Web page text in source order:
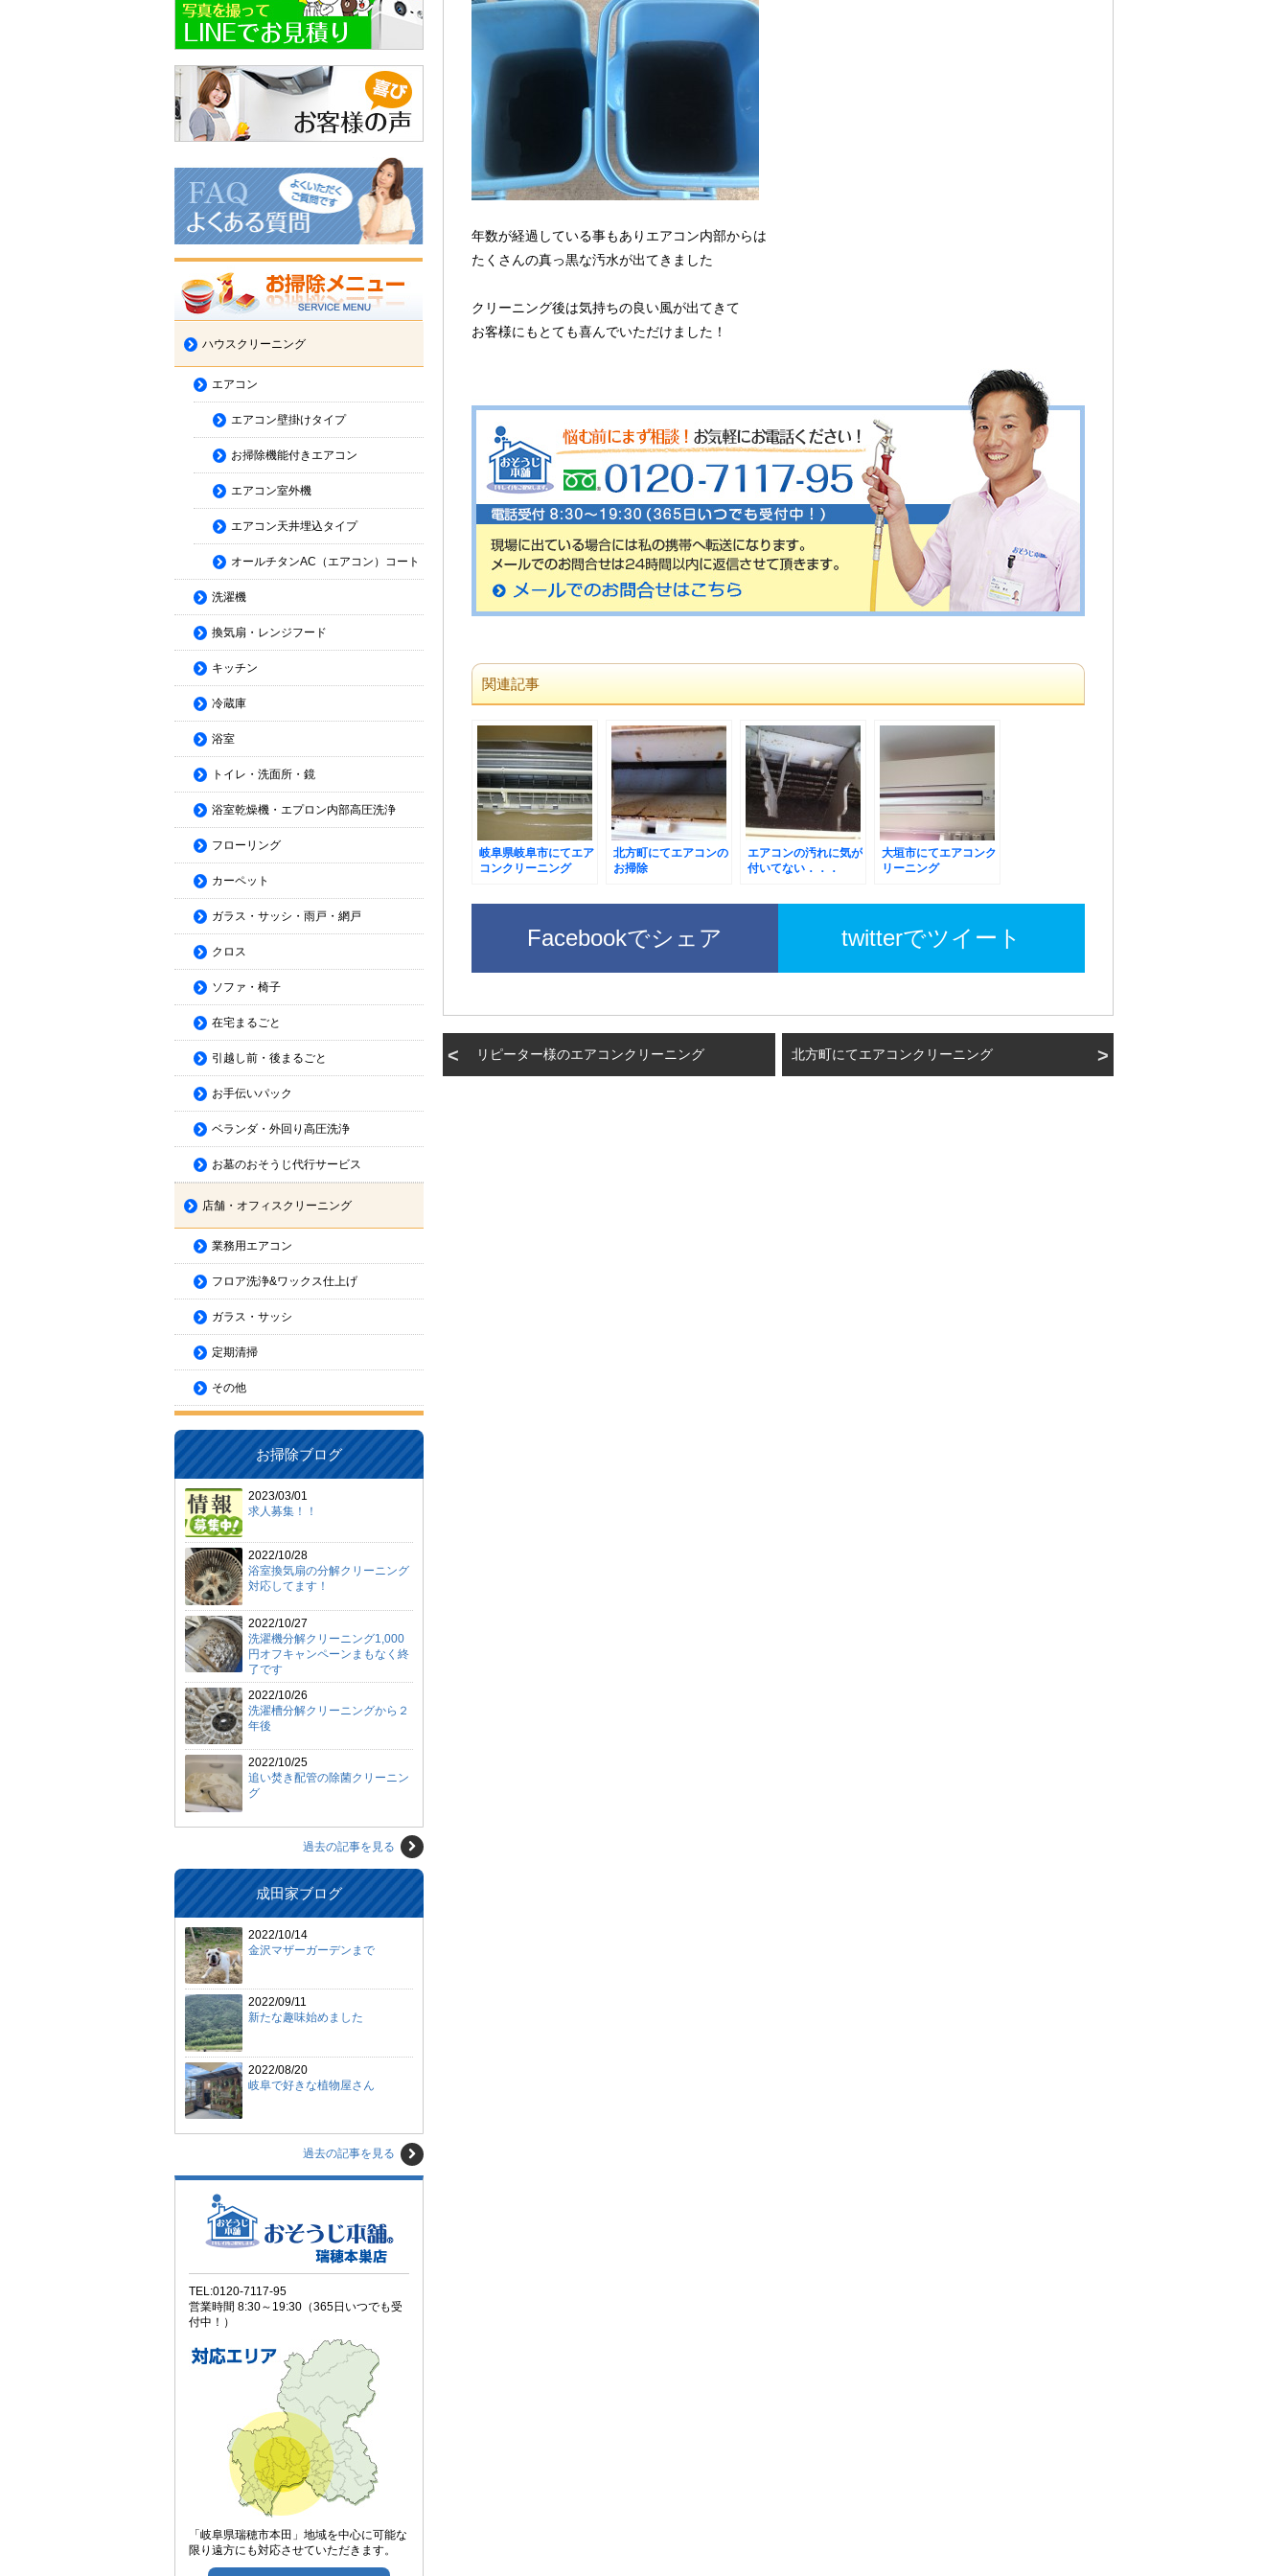
年数が経過している事もありエアコン内部からは
たくさんの真っ黒な汚水が出てきました
クリーニング後は気持ちの良い風が出てきて
お客様にもとても喜んでいただけました！
関連記事
岐阜県岐阜市にてエア
コンクリーニング
北方町にてエアコンの
お掃除
エアコンの汚れに気が
付いてない．．．
大垣市にてエアコンク
リーニング
Facebookでシェア twitterでツイート
リピーター様のエアコンクリーニング 北方町にてエアコンクリーニング
ハウスクリーニング
エアコン
エアコン壁掛けタイプ
お掃除機能付きエアコン
エアコン室外機
エアコン天井埋込タイプ
オールチタンAC（エアコン）コート
洗濯機
換気扇・レンジフード
キッチン
冷蔵庫
浴室
トイレ・洗面所・鏡
浴室乾燥機・エプロン内部高圧洗浄
フローリング
カーペット
ガラス・サッシ・雨戸・網戸
クロス
ソファ・椅子
在宅まるごと
引越し前・後まるごと
お手伝いパック
ベランダ・外回り高圧洗浄
お墓のおそうじ代行サービス
店舗・オフィスクリーニング
業務用エアコン
フロア洗浄&ワックス仕上げ
ガラス・サッシ
定期清掃
その他
お掃除ブログ
2023/03/01
求人募集！！
2022/10/28
浴室換気扇の分解クリーニング
対応してます！
2022/10/27
洗濯機分解クリーニング1,000
円オフキャンペーンまもなく終
了です
2022/10/26
洗濯槽分解クリーニングから２
年後
2022/10/25
追い焚き配管の除菌クリーニン
グ
過去の記事を見る
成田家ブログ
2022/10/14
金沢マザーガーデンまで
2022/09/11
新たな趣味始めました
2022/08/20
岐阜で好きな植物屋さん
過去の記事を見る
TEL:0120-7117-95
営業時間 8:30～19:30（365日いつでも受
付中！）
「岐阜県瑞穂市本田」地域を中心に可能な
限り遠方にも対応させていただきます。